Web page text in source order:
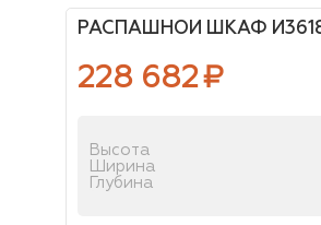
РАСПАШНОЙ ШКАФ
228 682₽
Высота
Ширина
Глубина